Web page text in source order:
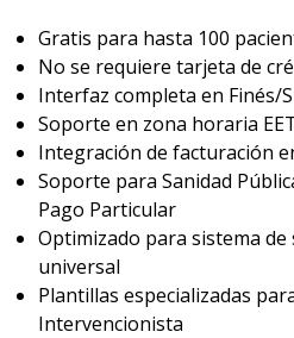
Gratis para hasta 100
No se requiere tarjeta de
Interfaz completa en Finés/
Soporte en zona horaria
Integración de facturación
Soporte para Sanidad
Pago Particular
Optimizado para sistema de
universal
Plantillas especializadas
Intervencionista